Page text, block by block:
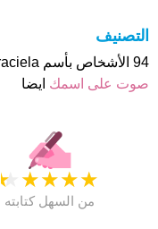
التصنيف
94 الأشخاص بأسم Graciela صوت على اسمائهم . من فضلك
صوت على اسمك ايضا
★
★
★
★
★
من السهل كتابته